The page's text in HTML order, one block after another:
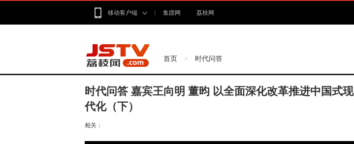
移动客户端 集团网 荔枝网
首页 > 时代问答
时代问答 嘉宾王向明 董昀 以全面深化改革推进中国式现
代化（下）
相关：